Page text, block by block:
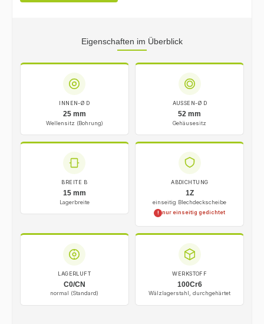
Eigenschaften im Überblick
INNEN-Ø D
25 mm
Wellensitz (Bohrung)
AUSSEN-Ø D
52 mm
Gehäusesitz
BREITE B
15 mm
Lagerbreite
ABDICHTUNG
1Z
einseitig Blechdeckscheibe
! nur einseitig gedichtet
LAGERLUFT
C0/CN
normal (Standard)
WERKSTOFF
100Cr6
Wälzlagerstahl, durchgehärtet